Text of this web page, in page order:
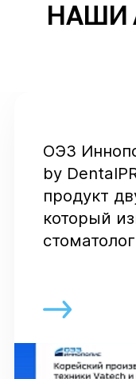
НАШИ
ОЭЗ
by
продукт
который